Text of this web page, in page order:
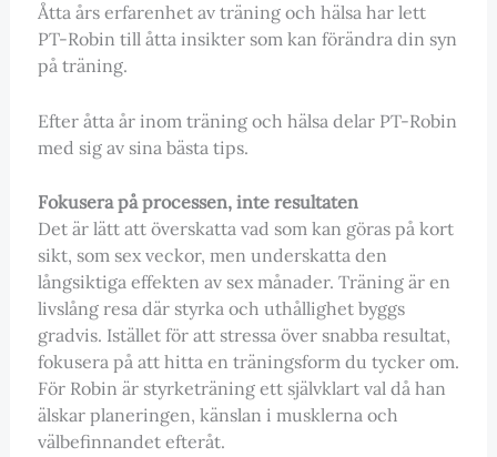
Åtta års erfarenhet av träning och hälsa har lett
PT-Robin till åtta insikter som kan förändra din syn
på träning.
Efter åtta år inom träning och hälsa delar PT-Robin
med sig av sina bästa tips.
Fokusera på processen, inte resultaten
Det är lätt att överskatta vad som kan göras på kort
sikt, som sex veckor, men underskatta den
långsiktiga effekten av sex månader. Träning är en
livslång resa där styrka och uthållighet byggs
gradvis. Istället för att stressa över snabba resultat,
fokusera på att hitta en träningsform du tycker om.
För Robin är styrketräning ett självklart val då han
älskar planeringen, känslan i musklerna och
välbefinnandet efteråt.